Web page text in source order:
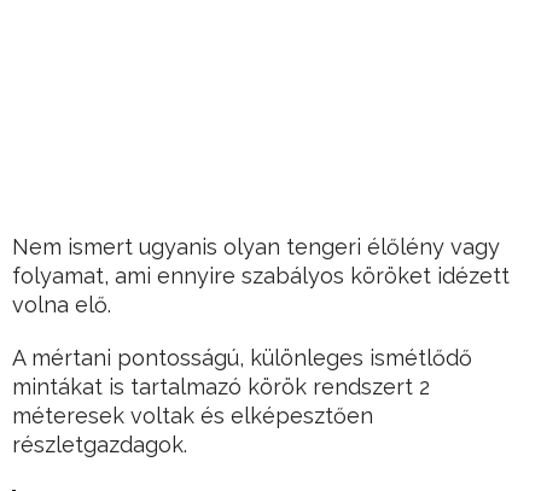
Nem ismert ugyanis olyan tengeri élőlény vagy
folyamat, ami ennyire szabályos köröket idézett
volna elő.
A mértani pontosságú, különleges ismétlődő
mintákat is tartalmazó körök rendszert 2
méteresek voltak és elképesztően
részletgazdagok.